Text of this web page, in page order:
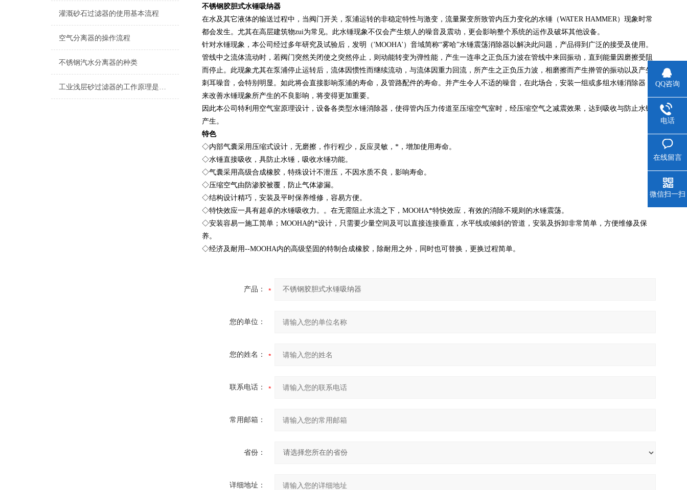
灌溉砂石过滤器的使用基本流程
空气分离器的操作流程
不锈钢汽水分离器的种类
工业浅层砂过滤器的工作原理是什么？
不锈钢胶胆式水锤吸纳器
在水及其它液体的输送过程中，当阀门开关，泵浦运转的非稳定特性与激变，流量聚变所致管内压力变化的水锤（WATER HAMMER）现象时常
都会发生。尤其在高层建筑物zui为常见。此水锤现象不仅会产生烦人的噪音及震动，更会影响整个系统的运作及破坏其他设备。
针对水锤现象，本公司经过多年研究及试验后，发明（'MOOHA'）音域简称“雾哈”水锤震荡消除器以解决此问题，产品得到广泛的接受及使用。
管线中之流体流动时，若阀门突然关闭使之突然停止，则动能转变为弹性能，产生一连串之正负压力波在管线中来回振动，直到能量因磨擦受阻
而停止。此现象尤其在泵浦停止运转后，流体因惯性而继续流动，与流体因重力回流，所产生之正负压力波，相磨擦而产生擀管的振动以及产生
刺耳噪音，会特别明显。如此将会直接影响泵浦的寿命，及管路配件的寿命。并产生令人不适的噪音，在此场合，安装一组或多组水锤消除器，
来改善水锤现象所产生的不良影响，将变得更加重要。
因此本公司特利用空气室原理设计，设备各类型水锤消除器，使得管内压力传道至压缩空气室时，经压缩空气之减震效果，达到吸收与防止水锤
产生。
特色
◇内部气囊采用压缩式设计，无磨擦，作行程少，反应灵敏，*，增加使用寿命。
◇水锤直接吸收，具防止水锤，吸收水锤功能。
◇气囊采用高级合成橡胶，特殊设计不泄压，不因水质不良，影响寿命。
◇压缩空气由防渗胶被覆，防止气体渗漏。
◇结构设计精巧，安装及平时保养维修，容易方便。
◇特快效应一具有超卓的水锤吸收力。。在无需阻止水流之下，MOOHA*特快效应，有效的消除不规则的水锤震荡。
◇安装容易一施工简单；MOOHA的*设计，只需要少量空间及可以直接连接垂直，水平线或倾斜的管道，安装及拆卸非常简单，方便维修及保
养。
◇经济及耐用--MOOHA内的高级坚固的特制合成橡胶，除耐用之外，同时也可替换，更换过程简单。
产品：
您的单位：
您的姓名：
联系电话：
常用邮箱：
省份：
详细地址：
QQ咨询
电话
在线留言
微信扫一扫